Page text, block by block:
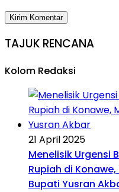
TAJUK RENCANA
Kolom Redaksi
21 April 2025
Menelisik Urgensi
Rupiah di
Bupati Yusran